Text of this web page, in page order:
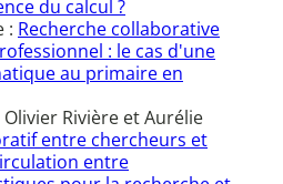
du calcul ?
: Recherche collaborative
: le cas d'une
au primaire en
Rivière et Aurélie
entre chercheurs et
entre